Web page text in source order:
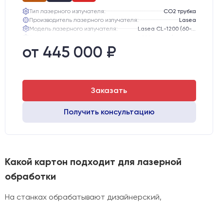
Тип лазерного излучателя:
СО2 трубка
Производитель лазерного излучателя:
Lasea
Модель лазерного излучателя:
Lasea CL-1200 (60-75 Вт)
Размер станка, мм:
от 445 000 ₽
Заказать
Получить консультацию
Какой картон подходит для лазерной
обработки
На станках обрабатывают дизайнерский,